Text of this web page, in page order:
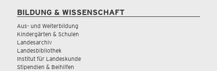
BILDUNG & WISSENSCHAFT
Aus- und Weiterbildung
Kindergärten & Schulen
Landesarchiv
Landesbibliothek
Institut für Landeskunde
Stipendien & Beihilfen